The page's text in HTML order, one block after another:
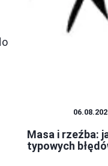
Masa i rzeźba:
typowych